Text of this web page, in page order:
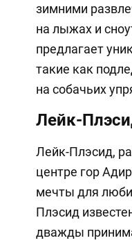
зимними
на лыжах и
предлагает
такие как
на собачьих
Лейк-
Лейк-Плэсид,
центре гор
мечты для
Плэсид
дважды